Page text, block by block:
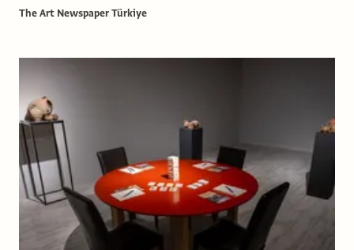
The Art Newspaper Türkiye